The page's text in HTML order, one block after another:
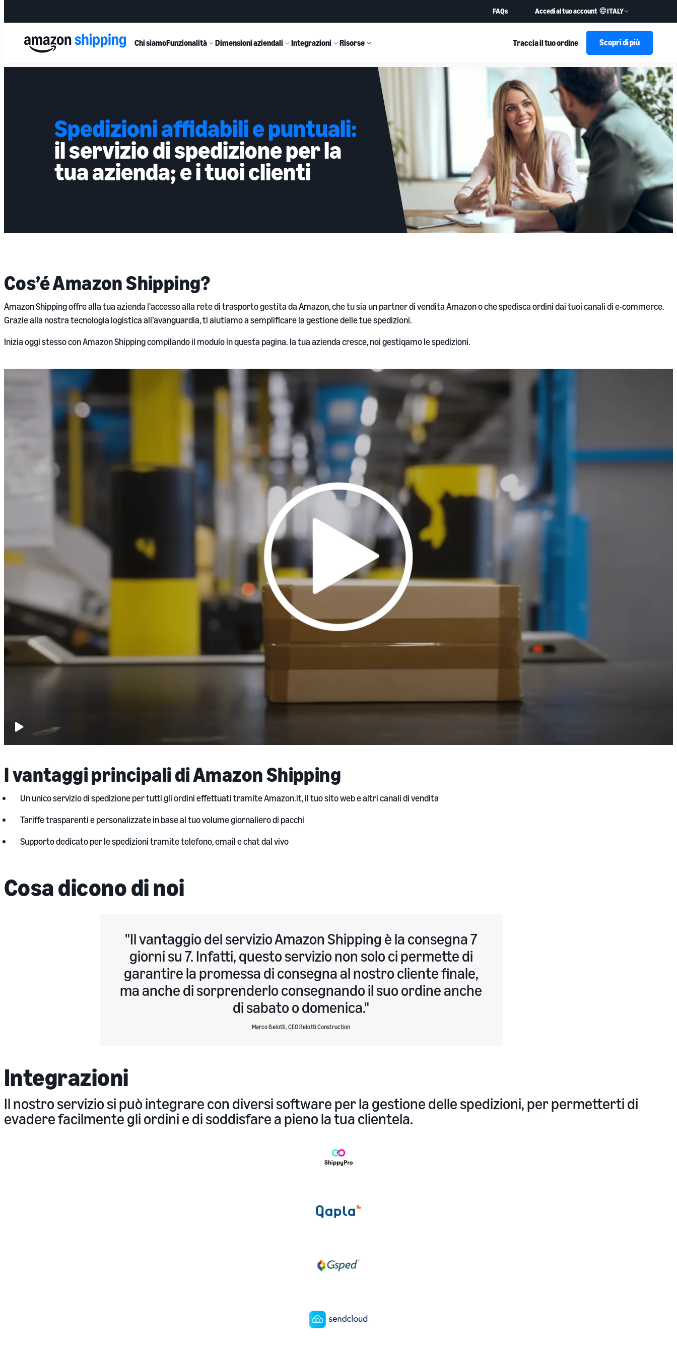
FAQs Accedi al tuo account ITALY
Chi siamoFunzionalità Dimensioni aziendali Integrazioni Risorse Traccia il tuo ordine Scopri di più
Spedizioni affidabili e puntuali:
il servizio di spedizione per la
tua azienda; e i tuoi clienti
Cos’é Amazon Shipping?
Amazon Shipping offre alla tua azienda l’accesso alla rete di trasporto gestita da Amazon, che tu sia un partner di vendita Amazon o che spedisca ordini dai tuoi canali di e-commerce.
Grazie alla nostra tecnologia logistica all’avanguardia, ti aiutiamo a semplificare la gestione delle tue spedizioni.
Inizia oggi stesso con Amazon Shipping compilando il modulo in questa pagina. la tua azienda cresce, noi gestiqamo le spedizioni.
video:
I vantaggi principali di Amazon Shipping
Un unico servizio di spedizione per tutti gli ordini effettuati tramite Amazon.it, il tuo sito web e altri canali di vendita
Tariffe trasparenti e personalizzate in base al tuo volume giornaliero di pacchi
Supporto dedicato per le spedizioni tramite telefono, email e chat dal vivo
Cosa dicono di noi
Il vantaggio del servizio Amazon Shipping è la consegna 7
giorni su 7. Infatti, questo servizio non solo ci permette di
garantire la promessa di consegna al nostro cliente finale,
ma anche di sorprenderlo consegnando il suo ordine anche
di sabato o domenica.
Marco Belotti, CEO Belotti Construction
Integrazioni
Il nostro servizio si può integrare con diversi software per la gestione delle spedizioni, per permetterti di
evadere facilmente gli ordini e di soddisfare a pieno la tua clientela.